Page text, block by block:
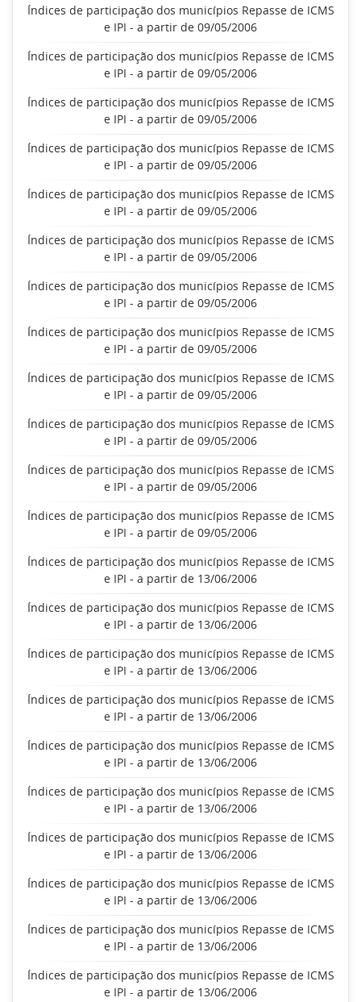
Índices de participação dos municípios Repasse de ICMS
e IPI - a partir de 09/05/2006
Índices de participação dos municípios Repasse de ICMS
e IPI - a partir de 09/05/2006
Índices de participação dos municípios Repasse de ICMS
e IPI - a partir de 09/05/2006
Índices de participação dos municípios Repasse de ICMS
e IPI - a partir de 09/05/2006
Índices de participação dos municípios Repasse de ICMS
e IPI - a partir de 09/05/2006
Índices de participação dos municípios Repasse de ICMS
e IPI - a partir de 09/05/2006
Índices de participação dos municípios Repasse de ICMS
e IPI - a partir de 09/05/2006
Índices de participação dos municípios Repasse de ICMS
e IPI - a partir de 09/05/2006
Índices de participação dos municípios Repasse de ICMS
e IPI - a partir de 09/05/2006
Índices de participação dos municípios Repasse de ICMS
e IPI - a partir de 09/05/2006
Índices de participação dos municípios Repasse de ICMS
e IPI - a partir de 09/05/2006
Índices de participação dos municípios Repasse de ICMS
e IPI - a partir de 09/05/2006
Índices de participação dos municípios Repasse de ICMS
e IPI - a partir de 13/06/2006
Índices de participação dos municípios Repasse de ICMS
e IPI - a partir de 13/06/2006
Índices de participação dos municípios Repasse de ICMS
e IPI - a partir de 13/06/2006
Índices de participação dos municípios Repasse de ICMS
e IPI - a partir de 13/06/2006
Índices de participação dos municípios Repasse de ICMS
e IPI - a partir de 13/06/2006
Índices de participação dos municípios Repasse de ICMS
e IPI - a partir de 13/06/2006
Índices de participação dos municípios Repasse de ICMS
e IPI - a partir de 13/06/2006
Índices de participação dos municípios Repasse de ICMS
e IPI - a partir de 13/06/2006
Índices de participação dos municípios Repasse de ICMS
e IPI - a partir de 13/06/2006
Índices de participação dos municípios Repasse de ICMS
e IPI - a partir de 13/06/2006